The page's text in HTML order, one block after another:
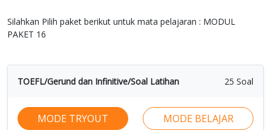
Silahkan Pilih paket berikut untuk mata pelajaran : MODUL
PAKET 16
TOEFL/Gerund dan Infinitive/Soal Latihan 25 Soal
MODE TRYOUT MODE BELAJAR